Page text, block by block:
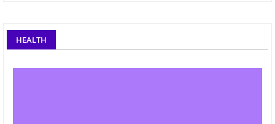
HEALTH